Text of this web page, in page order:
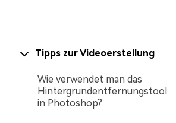
Tipps zur Videoerstellung
Wie verwendet man das
Hintergrundentfernungstool
in Photoshop?